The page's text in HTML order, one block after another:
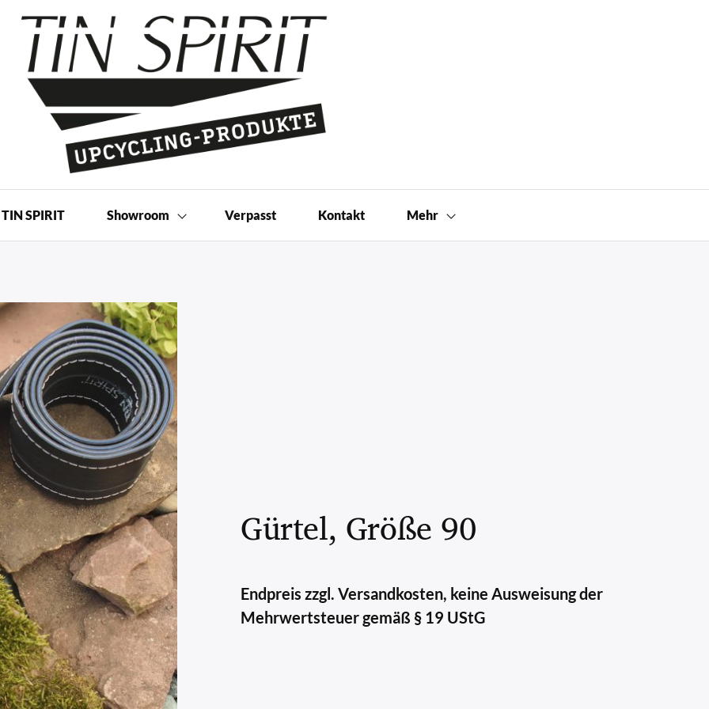
| Shop
SPIRIT Showroom Verpasst Kontakt Mehr
Gürtel, Größe 90
Endpreis zzgl. Versandkosten, keine Ausweisung der
Mehrwertsteuer gemäß § 19 UStG